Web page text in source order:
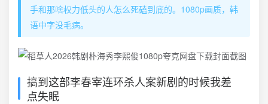
手和那啥权力低头的人怎么死磕到底的。1080p画质，韩
语中字没毛病。
搞到这部李春宰连环杀人案新剧的时候我差
点失眠